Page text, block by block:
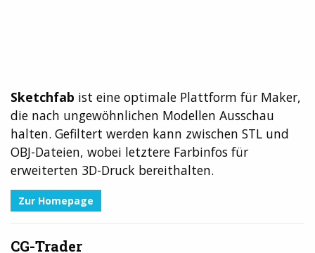
Sketchfab ist eine optimale Plattform für Maker,
die nach ungewöhnlichen Modellen Ausschau
halten. Gefiltert werden kann zwischen STL und
OBJ-Dateien, wobei letztere Farbinfos für
erweiterten 3D-Druck bereithalten.
Zur Homepage
CG-Trader